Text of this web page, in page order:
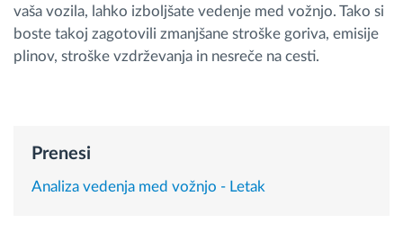
vaša vozila, lahko izboljšate vedenje med vožnjo. Tako si
boste takoj zagotovili zmanjšane stroške goriva, emisije
plinov, stroške vzdrževanja in nesreče na cesti.
Prenesi
Analiza vedenja med vožnjo - Letak